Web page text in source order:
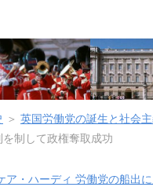
＞ 英国労働党の誕生と社会
制して政権奪取成功
ア・ハーディ 労働党の船出